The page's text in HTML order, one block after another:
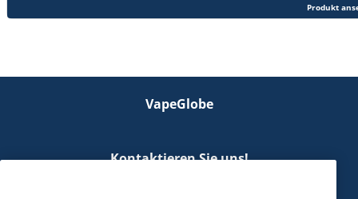
Produkt
VapeGlobe
Kontaktieren Sie uns!